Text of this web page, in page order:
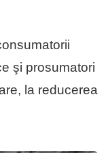
şi prosumatori
la reducerea